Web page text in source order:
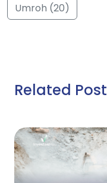
Umroh (20)
Related Post